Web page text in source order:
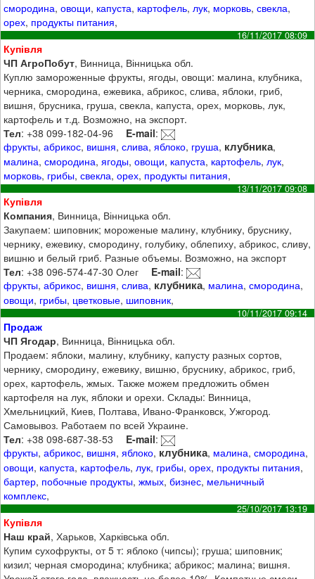
смородина,овощи, капуста, картофель,лук, морковь,свекла,
орех, продукты питания,
16/11/2017 08:09
Купівля
ЧП АгроПобут, Винница, Вінницька обл.
Куплю замороженные фрукты, ягоды, овощи: малина, клубника,
черника, смородина, ежевика, абрикос, слива, яблоки, гриб,
вишня, брусника, груша, свекла, капуста, орех, морковь, лук,
картофель и т.д. Возможно, на экспорт.
Тел: +38 099-182-04-96 E-mail:
фрукты,абрикос, вишня,слива,яблоко, груша, клубника,
малина,смородина,ягоды,овощи, капуста, картофель, лук,
морковь, грибы,свекла,орех, продукты питания,
13/11/2017 09:08
Купівля
Компания, Винница, Вінницька обл.
Закупаем: шиповник; мороженые малину, клубнику, бруснику,
чернику, ежевику, смородину, голубику, облепиху, абрикос, сливу,
вишню и белый гриб. Разные объемы. Возможно, на экспорт
Тел: +38 096-574-47-30 Олег E-mail:
фрукты,абрикос, вишня,слива, клубника, малина,смородина,
овощи, грибы, цветковые, шиповник,
10/11/2017 09:14
Продаж
ЧП Ягодар, Винница, Вінницька обл.
Продаем: яблоки, малину, клубнику, капусту разных сортов,
чернику, смородину, ежевику, вишню, бруснику, абрикос, гриб,
орех, картофель, жмых. Также можем предложить обмен
картофеля на лук, яблоки и орехи. Склады: Винница,
Хмельницкий, Киев, Полтава, Ивано-Франковск, Ужгород.
Самовывоз. Работаем по всей Украине.
Тел: +38 098-687-38-53 E-mail:
фрукты,абрикос, вишня,яблоко, клубника, малина,смородина,
овощи, капуста, картофель,лук, грибы,орех, продукты питания,
бартер, побочные продукты,жмых,бизнес, мельничный
комплекс,
25/10/2017 13:19
Купівля
Наш край, Харьков, Харківська обл.
Купим сухофрукты, от 5 т: яблоко (чипсы); груша; шиповник;
кизил; черная смородина; клубника; абрикос; малина; вишня.